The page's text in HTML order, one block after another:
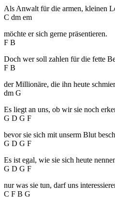
Als Anwalt für die armen, kleinen
C dm em
möchte er sich gerne präsentieren.
F B
Doch wer soll zahlen für die fette
F B
der Millionäre, die ihn heute
dm G
Es liegt an uns, ob wir sie noch
G D G F
bevor sie sich mit unserm Blut
G D G F
Es ist egal, wie sie sich heute
G D G F
nur was sie tun, darf uns
C F B G